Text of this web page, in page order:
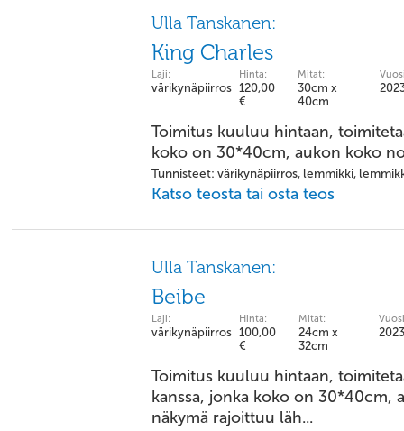
Ulla Tanskanen:
King Charles
Laji:
värikynäpiirros
Hinta:
120,00
€
Mitat:
30cm x
40cm
Toimitus kuuluu hintaan,
koko on 30*40cm, aukon koko
Tunnisteet: värikynäpiirros, lemmikki,
Katso teosta tai osta teos
Ulla Tanskanen:
Beibe
Laji:
värikynäpiirros
Hinta:
100,00
€
Mitat:
24cm x
32cm
2023
Toimitus kuuluu hintaan,
kanssa, jonka koko on 30*40cm,
näkymä rajoittuu läh...